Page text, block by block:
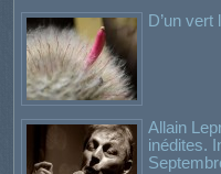
D’un vert
Allain
inédites.